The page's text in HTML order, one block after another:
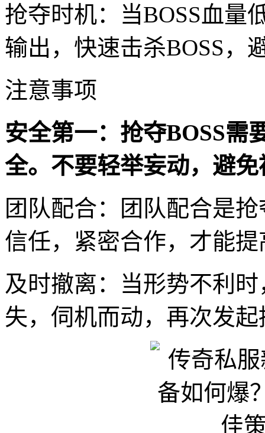
抢夺时机：当BOSS血量
输出，快速击杀BOSS，
注意事项
安全第一：抢夺BOSS需
全。不要轻举妄动，避
团队配合：团队配合是
信任，紧密合作，才能
及时撤离：当形势不利
失，伺机而动，再次发起